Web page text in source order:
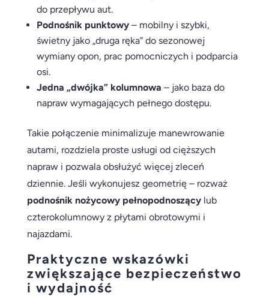
do przepływu aut.
Podnośnik punktowy– mobilny i szybki,
świetny jako „druga ręka” do sezonowej
wymiany opon, prac pomocniczych i podparcia
osi.
Jedna „dwójka” kolumnowa – jako baza do
napraw wymagających pełnego dostępu.
Takie połączenie minimalizuje manewrowanie
autami, rozdziela proste usługi od cięższych
napraw i pozwala obsłużyć więcej zleceń
dziennie. Jeśli wykonujesz geometrię – rozważ
podnośnik nożycowy pełnopodnoszącylub
czterokolumnowy z płytami obrotowymi i
najazdami.
Praktyczne wskazówki
zwiększające bezpieczeństwo
i wydajność